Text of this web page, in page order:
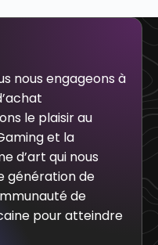
nous engageons à
le plaisir au
et la
d’art qui nous
génération de
de
pour atteindre